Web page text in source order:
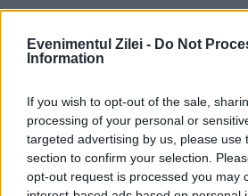
Evenimentul Zilei - Do Not
Information
If you wish to opt-out of the sale,
processing of your personal or
targeted advertising by us, please use
section to confirm your selection.
opt-out request is processed you may